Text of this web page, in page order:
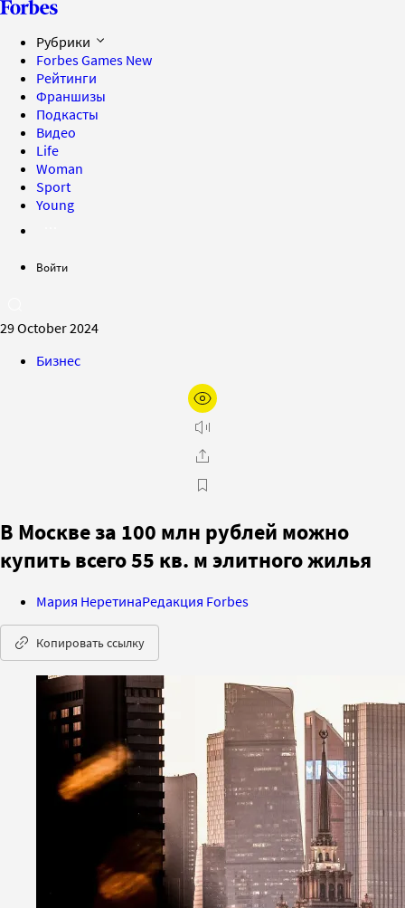
Рубрики
Forbes Games New
Рейтинги
Франшизы
Подкасты
Видео
Life
Woman
Sport
Young
Войти
29 October 2024
Бизнес
В Москве за 100 млн рублей можно
купить всего 55 кв. м элитного жилья
Мария НеретинаРедакция Forbes
Копировать ссылку